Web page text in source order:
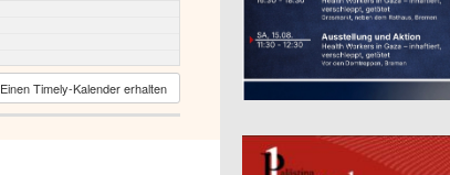
Einen Timely-Kalender erhalten